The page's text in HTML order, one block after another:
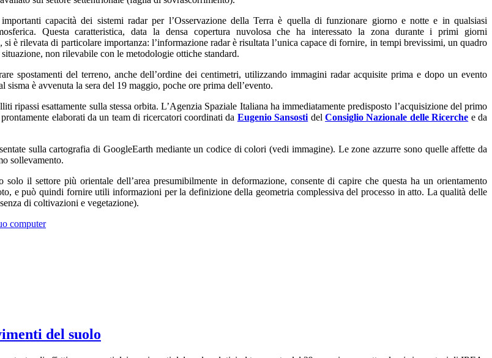
capacità dei sistemi radar per l’Osservazione della Terra è quella di funzionare giorno e notte e in qualsiasi
Questa caratteristica, data la densa copertura nuvolosa che ha interessato la zona durante i primi giorni
si è rilevata di particolare importanza: l’informazione radar è risultata l’unica capace di fornire, in tempi brevissimi, un quadro
situazione, non rilevabile con le metodologie ottiche standard.
spostamenti del terreno, anche dell’ordine dei centimetri, utilizzando immagini radar acquisite prima e dopo un evento
è avvenuta la sera del 19 maggio, poche ore prima dell’evento.
ripassi esattamente sulla stessa orbita. L’Agenzia Spaziale Italiana ha immediatamente predisposto l’acquisizione del primo
elaborati da un team di ricercatori coordinati da Eugenio Sansosti delConsiglio Nazionale delle Ricerche e da
sulla cartografia di GoogleEarth mediante un codice di colori (vedi immagine). Le zone azzurre sono quelle affette da
sollevamento.
il settore più orientale dell’area presumibilmente in deformazione, consente di capire che questa ha un orientamento
e può quindi fornire utili informazioni per la definizione della geometria complessiva del processo in atto. La qualità delle
di coltivazioni e vegetazione).
computer
del suolo